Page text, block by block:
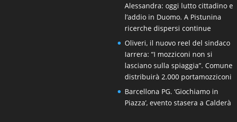
Alessandra: oggi lutto cittadino e
l’addio in Duomo. A Pistunina
ricerche dispersi continue
Oliveri, il nuovo reel del sindaco
Iarrera: “I mozziconi non si
lasciano sulla spiaggia”. Comune
distribuirà 2.000 portamozziconi
Barcellona PG. ‘Giochiamo in
Piazza’, evento stasera a Calderà